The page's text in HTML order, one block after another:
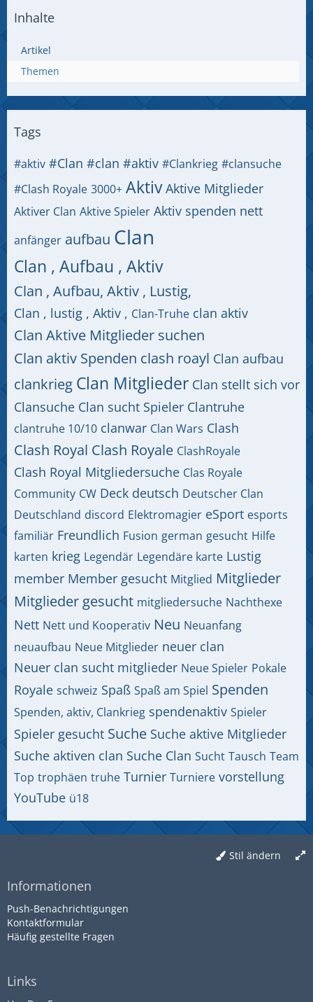
Inhalte
Artikel
Themen
Tags
#aktiv #Clan #clan #aktiv #Clankrieg #clansuche
#Clash Royale 3000+ Aktiv Aktive Mitglieder
Aktiver Clan Aktive Spieler Aktiv spenden nett
anfänger aufbau Clan
Clan , Aufbau , Aktiv
Clan , Aufbau, Aktiv , Lustig,
Clan , lustig , Aktiv , Clan-Truhe clan aktiv
Clan Aktive Mitglieder suchen
Clan aktiv Spenden clash roayl Clan aufbau
clankrieg Clan Mitglieder Clan stellt sich vor
Clansuche Clan sucht Spieler Clantruhe
clantruhe 10/10 clanwar Clan Wars Clash
Clash Royal Clash Royale ClashRoyale
Clash Royal Mitgliedersuche Clas Royale
Community CW Deck deutsch Deutscher Clan
Deutschland discord Elektromagier eSport esports
familiär Freundlich Fusion german gesucht Hilfe
karten krieg Legendär Legendäre karte Lustig
member Member gesucht Mitglied Mitglieder
Mitglieder gesucht mitgliedersuche Nachthexe
Nett Nett und Kooperativ Neu Neuanfang
neuaufbau Neue Mitglieder neuer clan
Neuer clan sucht mitglieder Neue Spieler Pokale
Royale schweiz Spaß Spaß am Spiel Spenden
Spenden, aktiv, Clankrieg spendenaktiv Spieler
Spieler gesucht Suche Suche aktive Mitglieder
Suche aktiven clan Suche Clan Sucht Tausch Team
Top trophäen truhe Turnier Turniere vorstellung
YouTube ü18
Stil ändern
Informationen
Push-Benachrichtigungen
Kontaktformular
Häufig gestellte Fragen
Links